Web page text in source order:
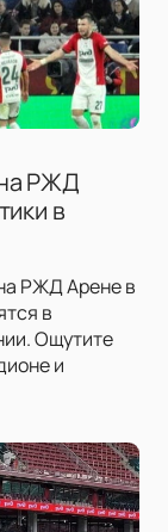
РЖД
в
РЖД Арене в
в
Ощутите
и